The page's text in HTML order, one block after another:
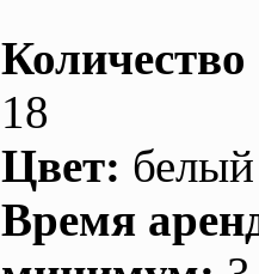
Количество
18
Цвет: белый
Время